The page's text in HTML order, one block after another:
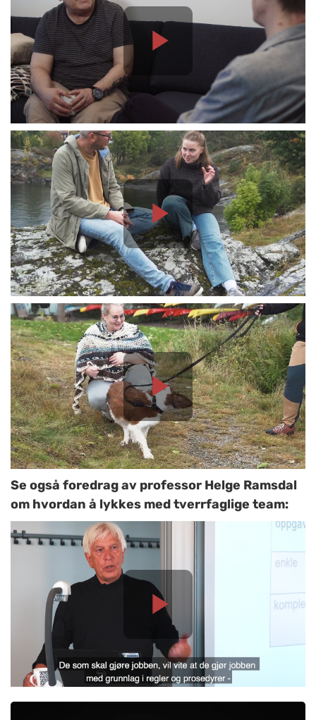
Se også foredrag av professor Helge Ramsdal
om hvordan å lykkes med tverrfaglige team: